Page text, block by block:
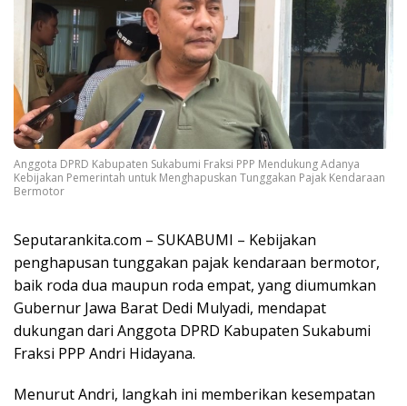
Anggota DPRD Kabupaten Sukabumi Fraksi PPP Mendukung Adanya
Kebijakan Pemerintah untuk Menghapuskan Tunggakan Pajak Kendaraan
Bermotor
Seputarankita.com – SUKABUMI – Kebijakan
penghapusan tunggakan pajak kendaraan bermotor,
baik roda dua maupun roda empat, yang diumumkan
Gubernur Jawa Barat Dedi Mulyadi, mendapat
dukungan dari Anggota DPRD Kabupaten Sukabumi
Fraksi PPP Andri Hidayana.
Menurut Andri, langkah ini memberikan kesempatan